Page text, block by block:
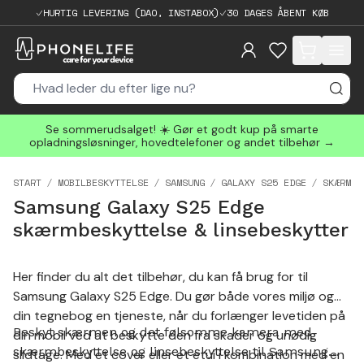
HURTIG LEVERING (DAO, INSTABOX) 30 DAGES ÅBENT KØB
items in cart,
Se sommerudsalget! ☀️ Gør et godt kup på smarte
opladningsløsninger, hovedtelefoner og andet tilbehør →
START MOBILBESKYTTELSE SAMSUNG GALAXY S25 EDGE
Samsung Galaxy S25 Edge
skærmbeskyttelse & linsebeskytter
Her finder du alt det tilbehør, du kan få brug for til
Samsung Galaxy S25 Edge. Du gør både vores miljø og
din tegnebog en tjeneste, når du forlænger levetiden på
din mobil ved at beskytte den fra skader og unødig
slidtage. Med et cover eller et etui i kombination med en
Beskyt skærmen og det følsomme kamera med
skærmbeskyttelse og linsebeskyttelse til Samsung